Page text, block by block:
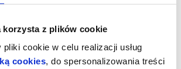
korzysta z plików cookie
cookie w celu realizacji usług
cookies, do spersonalizowania treści